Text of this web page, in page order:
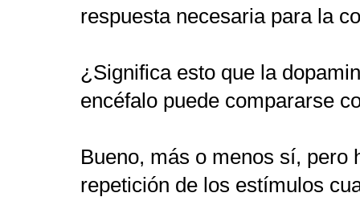
respuesta necesaria para la
¿Significa esto que la
encéfalo puede compararse
Bueno, más o menos sí, pero
repetición de los estímulos